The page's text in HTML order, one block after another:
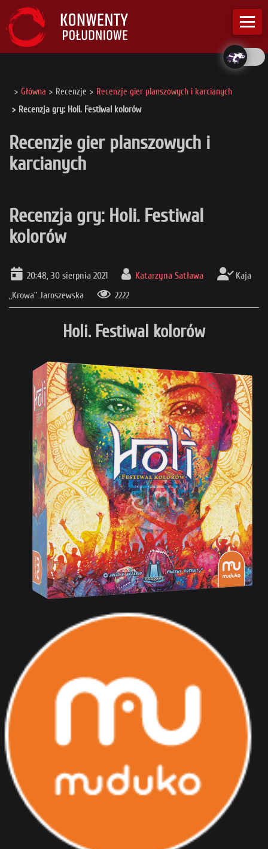
Główna Recenzje
Recenzje gier planszowych i karcianych
Recenzja gry: Holi. Festiwal kolorów
Recenzje gier planszowych i
karcianych
Recenzja gry: Holi. Festiwal
kolorów
20:48, 30 sierpnia 2021 Katarzyna Satława
Kaja
„Krowa” Jaroszewska
2222
Holi. Festiwal kolorów